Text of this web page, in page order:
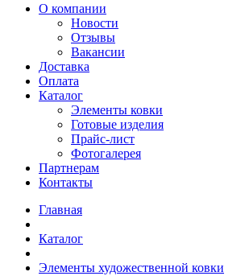
О компании
Новости
Отзывы
Вакансии
Доставка
Оплата
Каталог
Элементы ковки
Готовые изделия
Прайс-лист
Фотогалерея
Партнерам
Контакты
Главная
Каталог
Элементы художественной ковки